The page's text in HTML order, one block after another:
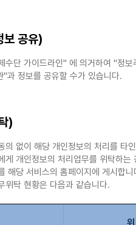
보 공유)
수단 가이드라인" 에 의거하여 "정보
과 정보를 공유할 수가 있습니다.
)
의 없이 해당 개인정보의 처리를 타
게 개인정보의 처리업무를 위탁하는
해당 서비스의 홈페이지에 게시합니
위탁 현황은 다음과 같습니다.